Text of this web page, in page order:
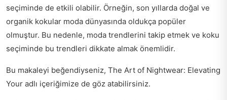
seçiminde de etkili olabilir. Örneğin, son yıllarda doğal ve
organik kokular moda dünyasında oldukça popüler
olmuştur. Bu nedenle, moda trendlerini takip etmek ve koku
seçiminde bu trendleri dikkate almak önemlidir.
Bu makaleyi beğendiyseniz, The Art of Nightwear: Elevating
Your adlı içeriğimize de göz atabilirsiniz.